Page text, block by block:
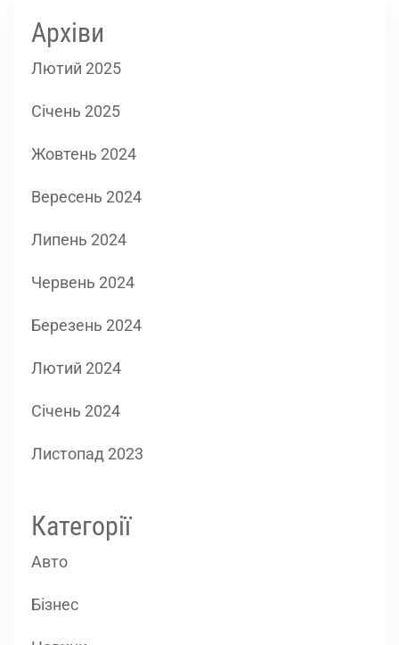
Архіви
Лютий 2025
Січень 2025
Жовтень 2024
Вересень 2024
Липень 2024
Червень 2024
Березень 2024
Лютий 2024
Січень 2024
Листопад 2023
Категорії
Авто
Бізнес